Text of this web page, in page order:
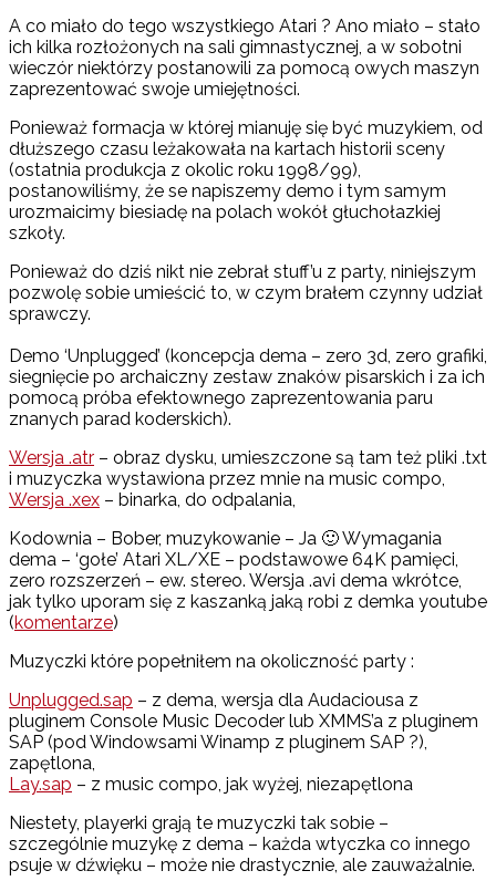
A co miało do tego wszystkiego Atari ? Ano miało – stało
ich kilka rozłożonych na sali gimnastycznej, a w sobotni
wieczór niektórzy postanowili za pomocą owych maszyn
zaprezentować swoje umiejętności.
Ponieważ formacja w której mianuję się być muzykiem, od
dłuższego czasu leżakowała na kartach historii sceny
(ostatnia produkcja z okolic roku 1998/99),
postanowiliśmy, że se napiszemy demo i tym samym
urozmaicimy biesiadę na polach wokół głuchołazkiej
szkoły.
Ponieważ do dziś nikt nie zebrał stuff’u z party, niniejszym
pozwolę sobie umieścić to, w czym brałem czynny udział
sprawczy.
Demo ‘Unplugged’ (koncepcja dema – zero 3d, zero grafiki,
siegnięcie po archaiczny zestaw znaków pisarskich i za ich
pomocą próba efektownego zaprezentowania paru
znanych parad koderskich).
Wersja .atr – obraz dysku, umieszczone są tam też pliki .txt
i muzyczka wystawiona przez mnie na music compo,
Wersja .xex – binarka, do odpalania,
Kodownia – Bober, muzykowanie – Ja 🙂 Wymagania
dema – ‘gołe’ Atari XL/XE – podstawowe 64K pamięci,
zero rozszerzeń – ew. stereo. Wersja .avi dema wkrótce,
jak tylko uporam się z kaszanką jaką robi z demka youtube
(komentarze)
Muzyczki które popełniłem na okoliczność party :
Unplugged.sap – z dema, wersja dla Audaciousa z
pluginem Console Music Decoder lub XMMS’a z pluginem
SAP (pod Windowsami Winamp z pluginem SAP ?),
zapętlona,
Lay.sap – z music compo, jak wyżej, niezapętlona
Niestety, playerki grają te muzyczki tak sobie –
szczególnie muzykę z dema – każda wtyczka co innego
psuje w dźwięku – może nie drastycznie, ale zauważalnie.